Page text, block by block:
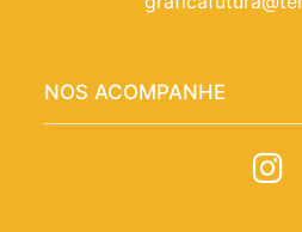
NOS ACOMPANHE